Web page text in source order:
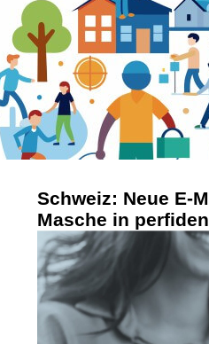
Schweiz: Neue E-
Masche in